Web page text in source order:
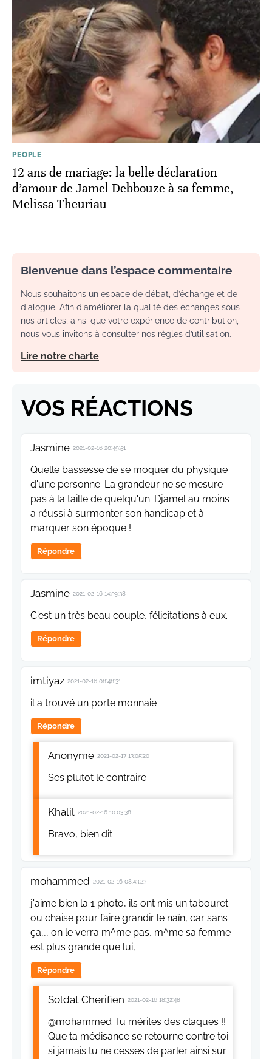
PEOPLE
12 ans de mariage: la belle déclaration
d’amour de Jamel Debbouze à sa femme,
Melissa Theuriau
Bienvenue dans l’espace commentaire
Nous souhaitons un espace de débat, d’échange et de
dialogue. Afin d'améliorer la qualité des échanges sous
nos articles, ainsi que votre expérience de contribution,
nous vous invitons à consulter nos règles d’utilisation.
Lire notre charte
VOS RÉACTIONS
Jasmine 2021-02-16 20:49:51
Quelle bassesse de se moquer du physique
d'une personne. La grandeur ne se mesure
pas à la taille de quelqu'un. Djamel au moins
a réussi à surmonter son handicap et à
marquer son époque !
Répondre
Jasmine 2021-02-16 14:59:38
C'est un très beau couple, félicitations à eux.
Répondre
imtiyaz 2021-02-16 08:48:31
il a trouvé un porte monnaie
Répondre
Anonyme 2021-02-17 13:05:20
Ses plutot le contraire
Khalil 2021-02-16 10:03:38
Bravo, bien dit
mohammed 2021-02-16 08:43:23
j'aime bien la 1 photo, ils ont mis un tabouret
ou chaise pour faire grandir le naîn, car sans
ça,,, on le verra m^me pas, m^me sa femme
est plus grande que lui,
Répondre
Soldat Cherifien 2021-02-16 18:32:48
@mohammed Tu mérites des claques !!
Que ta médisance se retourne contre toi
si jamais tu ne cesses de parler ainsi sur